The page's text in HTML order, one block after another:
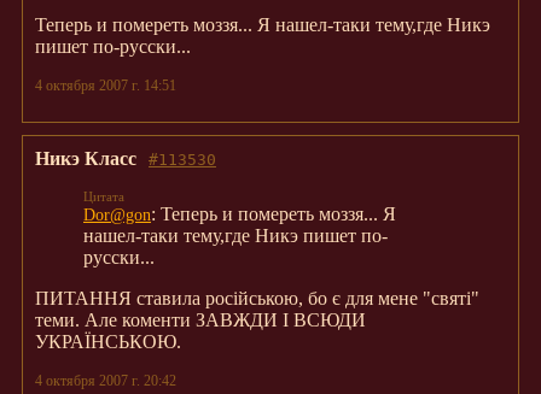
Теперь и помереть моззя... Я нашел-таки тему,где Никэ
пишет по-русски...
4 октября 2007 г. 14:51
#113530
Никэ Класс
Dor@gon: Теперь и помереть моззя... Я
нашел-таки тему,где Никэ пишет по-
русски...
ПИТАННЯ ставила російською, бо є для мене "святі"
теми. Але коменти ЗАВЖДИ І ВСЮДИ
УКРАЇНСЬКОЮ.
4 октября 2007 г. 20:42